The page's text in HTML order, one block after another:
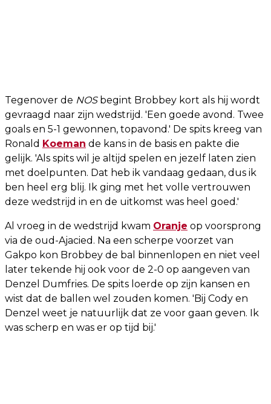
Tegenover de NOSbegint Brobbey kort als hij wordt
gevraagd naar zijn wedstrijd. 'Een goede avond. Twee
goals en 5-1 gewonnen, topavond.' De spits kreeg van
Ronald Koeman de kans in de basis en pakte die
gelijk. 'Als spits wil je altijd spelen en jezelf laten zien
met doelpunten. Dat heb ik vandaag gedaan, dus ik
ben heel erg blij. Ik ging met het volle vertrouwen
deze wedstrijd in en de uitkomst was heel goed.'
Al vroeg in de wedstrijd kwam Oranje op voorsprong
via de oud-Ajacied. Na een scherpe voorzet van
Gakpo kon Brobbey de bal binnenlopen en niet veel
later tekende hij ook voor de 2-0 op aangeven van
Denzel Dumfries. De spits loerde op zijn kansen en
wist dat de ballen wel zouden komen. 'Bij Cody en
Denzel weet je natuurlijk dat ze voor gaan geven. Ik
was scherp en was er op tijd bij.'